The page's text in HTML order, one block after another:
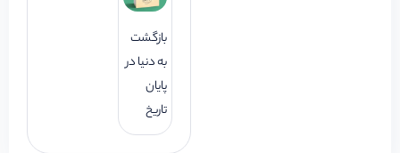
بازگشت
به دنیا در
پایان
تاریخ